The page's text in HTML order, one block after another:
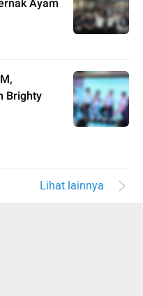
Ayam
Brighty
Lihat lainnya